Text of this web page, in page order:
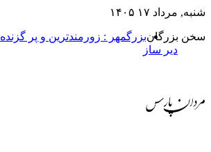
شنبه, مرداد ۱۷ ۱۴۰۵
سخن بزرگانبزرگمهر : زورمندترین و پر
دیر ساز